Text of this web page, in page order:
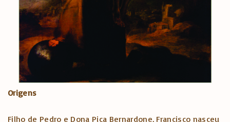
Origens
Filho de Pedro e Dona Pica Bernardone, Francisco nasceu